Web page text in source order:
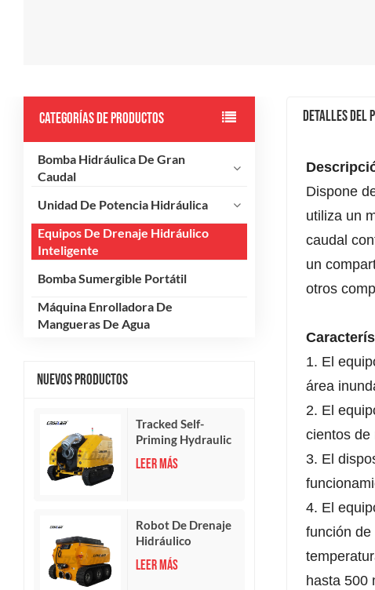
CATEGORÍAS DE PRODUCTOS
Bomba Hidráulica De Gran
Caudal
Unidad De Potencia Hidráulica
Equipos De Drenaje Hidráulico
Inteligente
Bomba Sumergible Portátil
Máquina Enrolladora De
Mangueras De Agua
Nuevos Productos
Tracked Self-
Priming Hydraulic
Drainage Robot
LEER MÁS
Robot De Drenaje
Hidráulico
Inteligente
LEER MÁS
Detalles Del
Dispone
utiliza un
caudal
un
otros
1. El
área
2. El
cientos de
3. El
4. El
función
hasta 500